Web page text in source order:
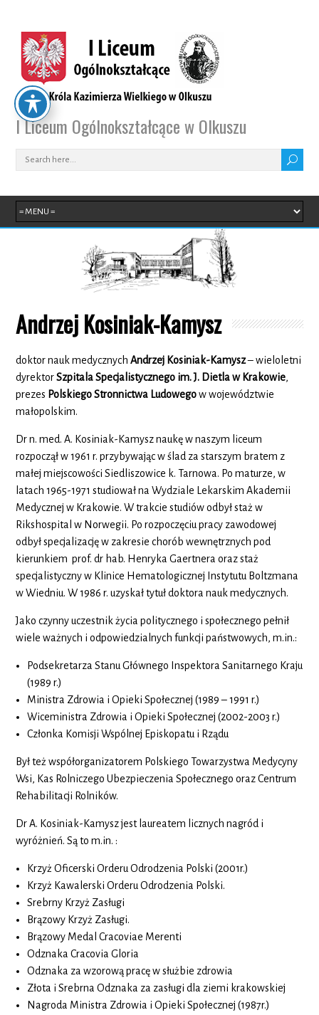
I Liceum Ogólnokształcące w Olkuszu
Andrzej Kosiniak-Kamysz
doktor nauk medycznychAndrzej Kosiniak-Kamysz– wieloletni
dyrektorSzpitala Specjalistycznego im. J. Dietla w Krakowie,
prezes Polskiego Stronnictwa Ludowegow województwie
małopolskim.
Dr n. med. A. Kosiniak-Kamysz naukę w naszym liceum
rozpoczął w 1961 r. przybywając w ślad za starszym bratem z
małej miejscowości Siedliszowice k. Tarnowa. Po maturze, w
latach 1965-1971 studiował na Wydziale Lekarskim Akademii
Medycznej w Krakowie. W trakcie studiów odbył staż w
Rikshospital w Norwegii. Po rozpoczęciu pracy zawodowej
odbył specjalizację w zakresie chorób wewnętrznych pod
kierunkiem prof. dr hab. Henryka Gaertnera oraz staż
specjalistyczny w Klinice Hematologicznej Instytutu Boltzmana
w Wiedniu. W 1986 r. uzyskał tytuł doktora nauk medycznych.
Jako czynny uczestnik życia politycznego i społecznego pełnił
wiele ważnych i odpowiedzialnych funkcji państwowych, m.in.:
Podsekretarza Stanu Głównego Inspektora Sanitarnego Kraju
(1989 r.)
Ministra Zdrowia i Opieki Społecznej (1989 – 1991 r.)
Wiceministra Zdrowia i Opieki Społecznej (2002-2003 r.)
Członka Komisji Wspólnej Episkopatu i Rządu
Był też współorganizatorem Polskiego Towarzystwa Medycyny
Wsi, Kas Rolniczego Ubezpieczenia Społecznego oraz Centrum
Rehabilitacji Rolników.
Dr A. Kosiniak-Kamysz jest laureatem licznych nagród i
wyróżnień. Są to m.in. :
Krzyż Oficerski Orderu Odrodzenia Polski (2001r.)
Krzyż Kawalerski Orderu Odrodzenia Polski.
Srebrny Krzyż Zasługi
Brązowy Krzyż Zasługi.
Brązowy Medal Cracoviae Merenti
Odznaka Cracovia Gloria
Odznaka za wzorową pracę w służbie zdrowia
Złota i Srebrna Odznaka za zasługi dla ziemi krakowskiej
Nagroda Ministra Zdrowia i Opieki Społecznej (1987r.)